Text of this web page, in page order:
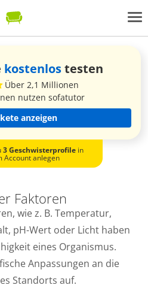
kostenlostesten
Über 2,1 Millionen
nutzen sofatutor
anzeigen
3 Geschwisterprofilein
Account anlegen
Faktoren
wie z. B. Temperatur,
pH-Wert oder Licht haben
eines Organismus.
Anpassungen an die
Standorts auf.